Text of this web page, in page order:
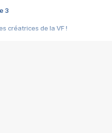
3
créatrices de la VF !